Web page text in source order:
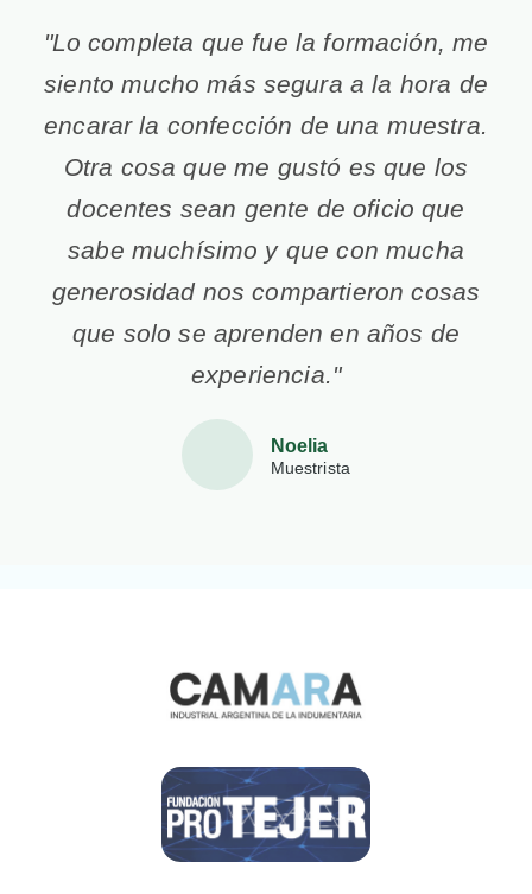
"Lo completa que fue la formación, me
siento mucho más segura a la hora de
encarar la confección de una muestra.
Otra cosa que me gustó es que los
docentes sean gente de oficio que
sabe muchísimo y que con mucha
generosidad nos compartieron cosas
que solo se aprenden en años de
experiencia."
Noelia
Muestrista